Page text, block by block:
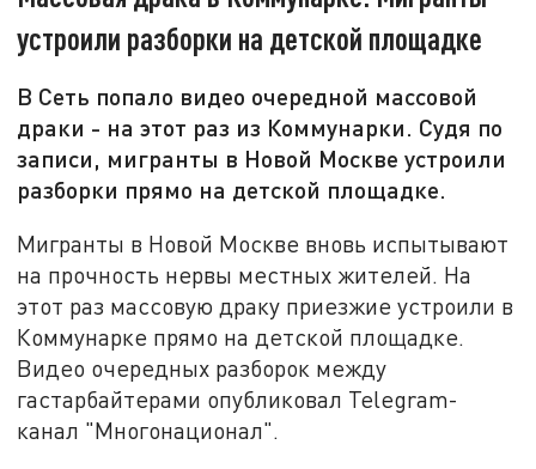
устроили разборки на детской площадке
В Сеть попало видео очередной массовой
драки - на этот раз из Коммунарки. Судя по
записи, мигранты в Новой Москве устроили
разборки прямо на детской площадке.
Мигранты в Новой Москве вновь испытывают
на прочность нервы местных жителей. На
этот раз массовую драку приезжие устроили в
Коммунарке прямо на детской площадке.
Видео очередных разборок между
гастарбайтерами опубликовал Telegram-
канал "Многонационал".